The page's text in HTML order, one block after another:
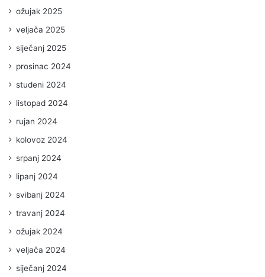
ožujak 2025
veljača 2025
siječanj 2025
prosinac 2024
studeni 2024
listopad 2024
rujan 2024
kolovoz 2024
srpanj 2024
lipanj 2024
svibanj 2024
travanj 2024
ožujak 2024
veljača 2024
siječanj 2024